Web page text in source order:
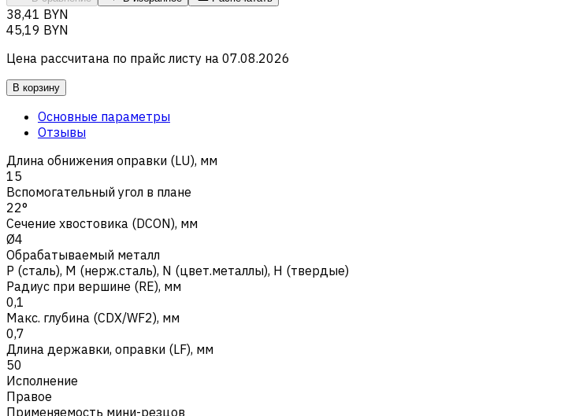
38,41 BYN
45,19 BYN
Цена рассчитана по прайс листу на 07.08.2026
В корзину
Основные параметры
Отзывы
Длина обнижения оправки (LU), мм
15
Вспомогательный угол в плане
22°
Сечение хвостовика (DCON), мм
Ø4
Обрабатываемый металл
Р (сталь), M (нерж.сталь), N (цвет.металлы), H (твердые)
Радиус при вершине (RE), мм
0,1
Макс. глубина (CDX/WF2), мм
0,7
Длина державки, оправки (LF), мм
50
Исполнение
Правое
Применяемость мини-резцов